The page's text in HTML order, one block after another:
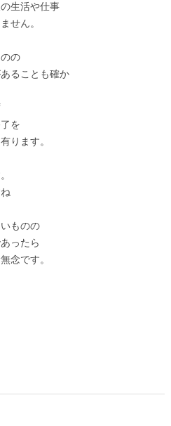
生活や仕事
せん。
の
ることも確か
を
ります。
ものの
ったら
念です。